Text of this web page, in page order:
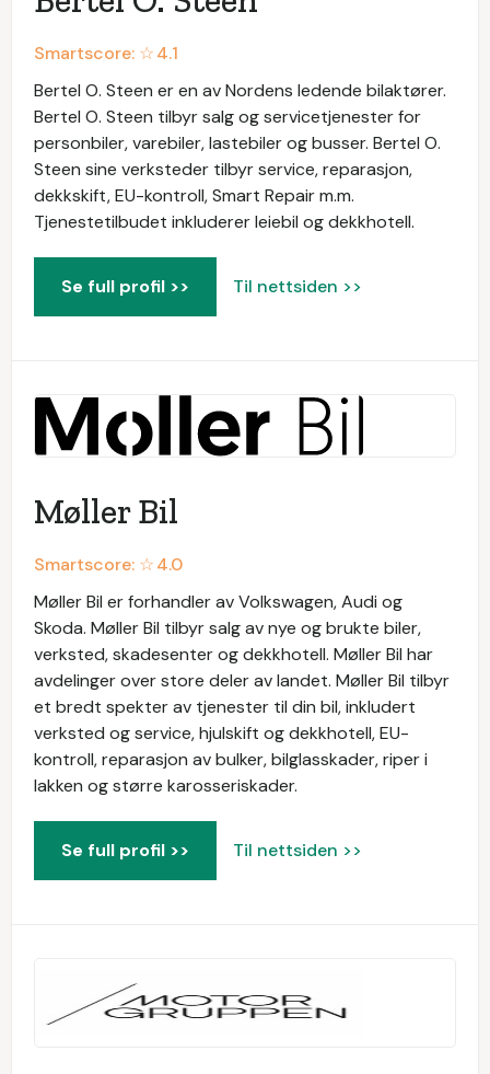
Smartscore: ☆4.1
Bertel O. Steen er en av Nordens ledende bilaktører.
Bertel O. Steen tilbyr salg og servicetjenester for
personbiler, varebiler, lastebiler og busser. Bertel O.
Steen sine verksteder tilbyr service, reparasjon,
dekkskift, EU-kontroll, Smart Repair m.m.
Tjenestetilbudet inkluderer leiebil og dekkhotell.
Se full profil >> Til nettsiden >>
Møller Bil
Smartscore: ☆4.0
Møller Bil er forhandler av Volkswagen, Audi og
Skoda. Møller Bil tilbyr salg av nye og brukte biler,
verksted, skadesenter og dekkhotell. Møller Bil har
avdelinger over store deler av landet. Møller Bil tilbyr
et bredt spekter av tjenester til din bil, inkludert
verksted og service, hjulskift og dekkhotell, EU-
kontroll, reparasjon av bulker, bilglasskader, riper i
lakken og større karosseriskader.
Se full profil >> Til nettsiden >>